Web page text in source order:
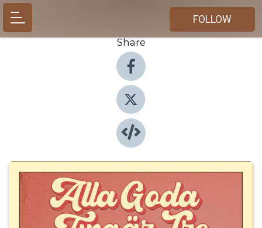
FOLLOW
Share